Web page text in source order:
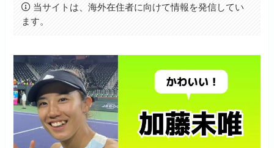
当サイトは、海外在住者に向けて情報を発信してい
ます。